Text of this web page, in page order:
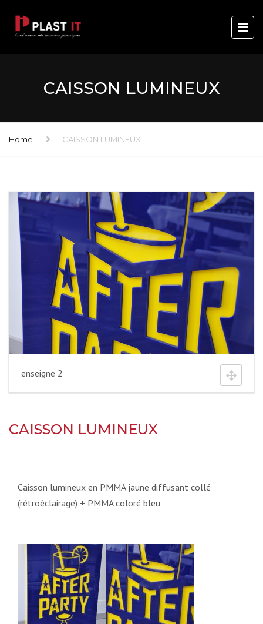
CAISSON LUMINEUX
Home CAISSON LUMINEUX
enseigne 2
CAISSON LUMINEUX
Caisson lumineux en PMMA jaune diffusant collé
(rétroéclairage) + PMMA coloré bleu